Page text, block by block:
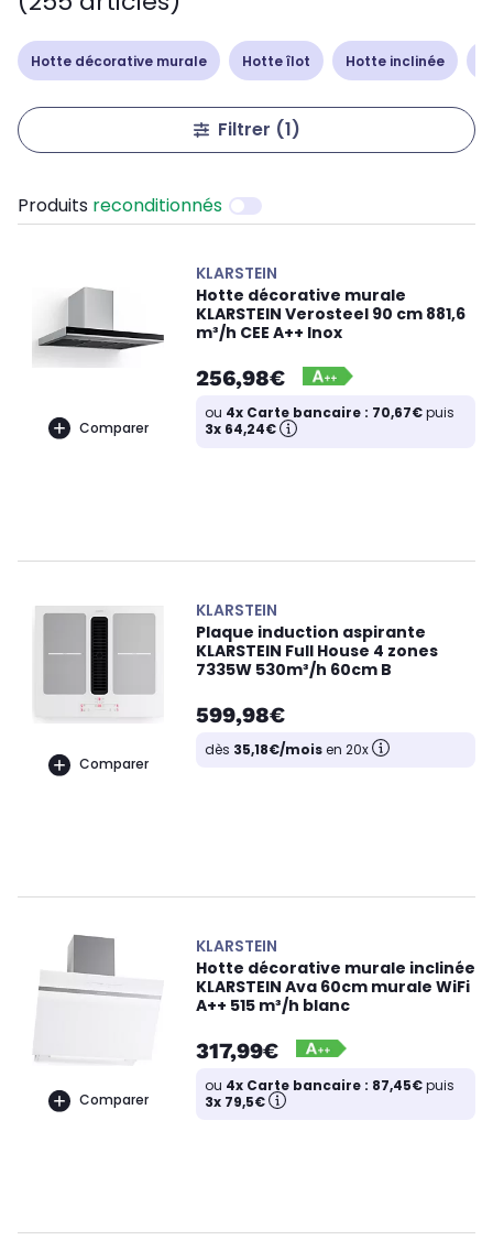
Hotte décorative murale Hotte îlot Hotte inclinée
Filtrer (1)
Produits reconditionnés
Comparer
KLARSTEIN
Hotte décorative murale
KLARSTEIN Verosteel 90 cm 881,6
m³/h CEE A++ Inox
256,98€
ou 4x Carte bancaire : 70,67€puis
3x 64,24€
Comparer
KLARSTEIN
Plaque induction aspirante
KLARSTEIN Full House 4 zones
7335W 530m³/h 60cm B
599,98€
dès 35,18€/moisen 20x
Comparer
KLARSTEIN
Hotte décorative murale inclinée
KLARSTEIN Ava 60cm murale WiFi
A++ 515 m³/h blanc
317,99€
ou 4x Carte bancaire : 87,45€puis
3x 79,5€